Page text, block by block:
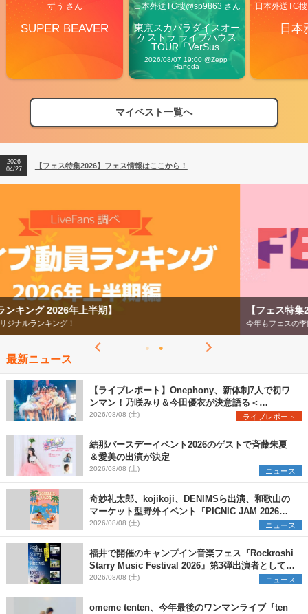
すう さん
SUPER BEAVER
日本外送TG搜@sp9863 さん
東京スカパラダイスオー
ケストラ ライブハウス
TOUR「VerSus
Carnival」
2026/08/07 19:00 @Zepp
Haneda
日本外送TG
日本
マイベスト一覧へ
【フェス特集2026】フェス情報はここから！
【ライブ動員ランキング】2026年上半期編発表！
2026
04/27
【フェス特集2026】フェス情報はここから！
2026
【フェス特集2026】
今年もフェスの季節がやってきた！
最新ニュース
【ライブレポート】Onephony、新体制7人で初ワ
ンマン！乃咲みり＆今田優衣が決意語る＜
Onephony新体制1st Oneman Live はじまりの夏
＞
2026/08/08 (土) ライブレポート
結那バースデーイベント2026のゲストで斉藤朱夏
＆愛美の出演が決定
2026/08/08 (土) ニュース
奇妙礼太郎、kojikoji、DENIMSら出演、和歌山の
マーケット型野外イベント『PICNIC JAM 2026』
早割チケット発売開始
2026/08/08 (土) ニュース
福井で開催のキャンプイン音楽フェス『Rockroshi
Starry Music Festival 2026』第3弾出演者として
SCOOBIE DO、かりゆし58、Reiを発表
2026/08/08 (土) ニュース
omeme tenten、今年最後のワンマンライブ『ten